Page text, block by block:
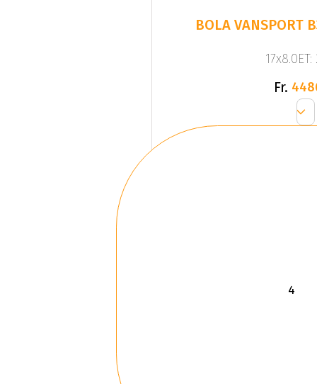
BOLA VANSPORT
Fr.